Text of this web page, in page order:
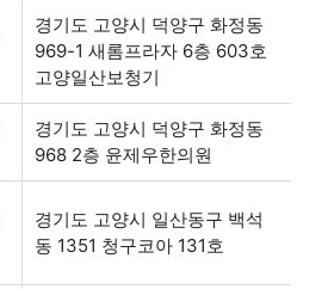
경기도 고양시 덕양구 화정동
969-1 새롬프라자 6층 603호
고양일산보청기
경기도 고양시 덕양구 화정동
968 2층 윤제우한의원
경기도 고양시 일산동구 백석
동 1351 청구코아 131호